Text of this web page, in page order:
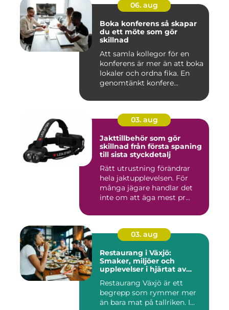
06. aug
Boka konferens så skapar
du ett möte som gör
skillnad
Att samla kollegor för en
konferens är mer än att boka
lokaler och ordna fika. En
genomtänkt konfere...
03. aug
Jakttillbehör som gör
skillnad från första spaning
till sista styckdetalj
Rätt utrustning förändrar
hela jaktupplevelsen. För
många jägare handlar det
inte om att äga mest pr...
03. aug
Restaurang i Växjö:
Smaker, miljöer och
upplevelser i hjärtat av
Restaurang Växjö är ett
begrepp som rymmer mer
än bara mat på tallriken. I...